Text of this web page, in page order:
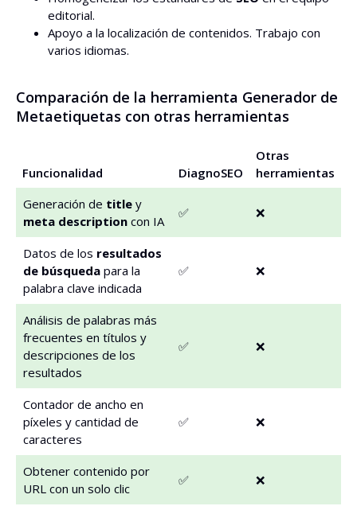
editorial.
Apoyo a la localización de contenidos. Trabajo con
varios idiomas.
Comparación de la herramienta Generador de
Metaetiquetas con otras herramientas
Funcionalidad DiagnoSEO
Otras
herramientas
Generación de title y
meta description con IA
✅ ❌
Datos de los resultados
de búsqueda para la
palabra clave indicada
✅ ❌
Análisis de palabras más
frecuentes en títulos y
descripciones de los
resultados
✅ ❌
Contador de ancho en
píxeles y cantidad de
caracteres
✅ ❌
Obtener contenido por
URL con un solo clic
✅ ❌